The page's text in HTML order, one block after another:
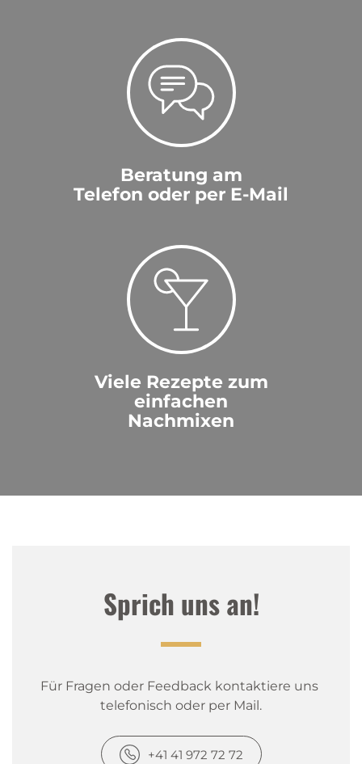
Beratung am
Telefon oder per E-Mail
Viele Rezepte zum
einfachen
Nachmixen
Sprich uns an!
Für Fragen oder Feedback kontaktiere uns
telefonisch oder per Mail.
+41 41 972 72 72